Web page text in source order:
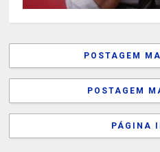
POSTAGEM
POSTAGEM
PÁGINA